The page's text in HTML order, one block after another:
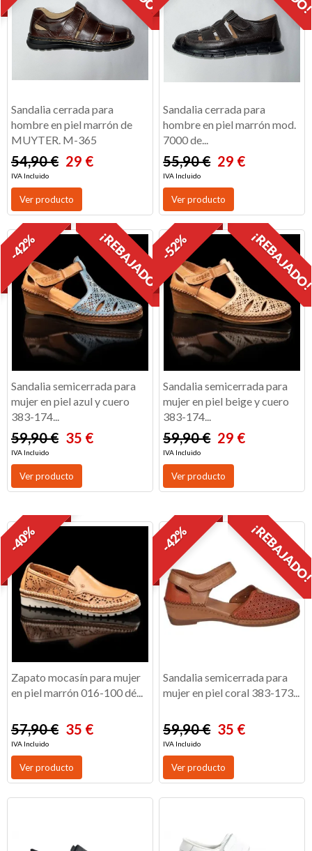
Sandalia cerrada para
hombre en piel marrón de
MUYTER. M-365
54,90 € 29 €
IVA Incluido
Ver producto
Sandalia cerrada para
hombre en piel marrón mod.
7000 de...
55,90 € 29 €
IVA Incluido
Ver producto
¡REBAJADO!
-42%
Sandalia semicerrada para
mujer en piel azul y cuero
383-174...
59,90 € 35 €
IVA Incluido
Ver producto
-52%
Sandalia semicerrada para
mujer en piel beige y cuero
383-174...
59,90 € 29 €
IVA Incluido
Ver producto
-40%
Zapato mocasín para mujer
en piel marrón 016-100 dé...
57,90 € 35 €
IVA Incluido
Ver producto
-42%
Sandalia semicerrada para
mujer en piel coral 383-173...
59,90 € 35 €
IVA Incluido
Ver producto